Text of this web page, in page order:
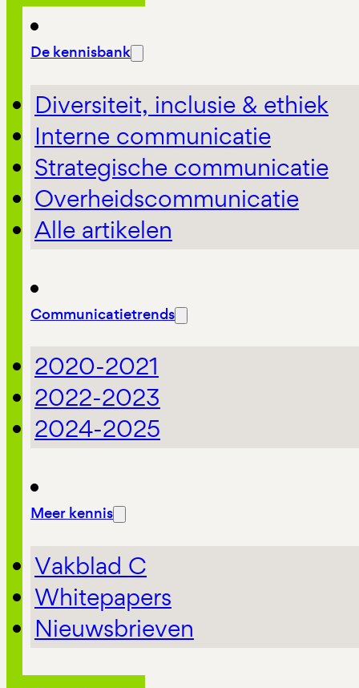
De kennisbank
Diversiteit, inclusie & ethiek
Interne communicatie
Strategische communicatie
Overheidscommunicatie
Alle artikelen
Communicatietrends
2020-2021
2022-2023
2024-2025
Meer kennis
Vakblad C
Whitepapers
Nieuwsbrieven